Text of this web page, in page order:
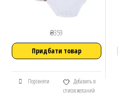
₴359
Придбати товар
Порівняти
Добавить в
список желаний